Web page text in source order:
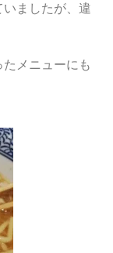
ましたが、違
メニューにも